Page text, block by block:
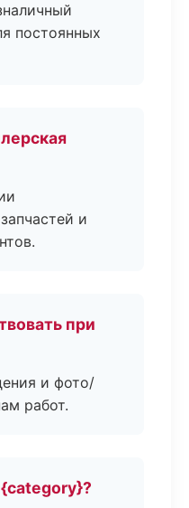
постоянных
и
при
и фото/
работ.